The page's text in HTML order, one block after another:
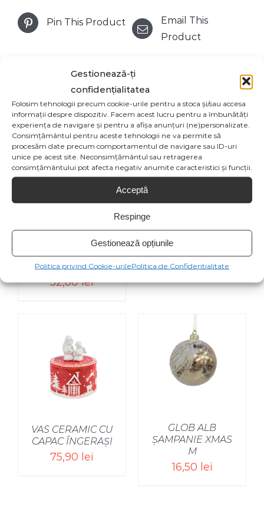
Gestionează-ți
confidențialitatea
Folosim tehnologii precum cookie-urile pentru a stoca și/sau accesa
informații despre dispozitiv. Facem acest lucru pentru a îmbunătăți
experiența de navigare și pentru a afișa anunțuri (ne)personalizate.
Consimțământul pentru aceste tehnologii ne va permite să
procesăm date precum comportamentul de navigare sau ID-uri
unice pe acest site. Neconsimțământul sau retragerea
consimțământului pot afecta negativ anumite caracteristici și funcții.
Acceptă
Respinge
Gestionează opțiunile
Politica privind Cookie-urilePolitica de Confidentialitate
Pin This Product
Email This
Product
Produse similare
ZAHARNITA
PORTELAN FULG
DE NEA
52,80lei
SELECT OPTIONS
/
VAS CERAMIC
CARTE ADVENT
63,80lei
VAS CERAMIC CU
CAPAC ÎNGERAȘI
75,90 lei
GLOB ALB
ȘAMPANIE XMAS
M
16,50 lei